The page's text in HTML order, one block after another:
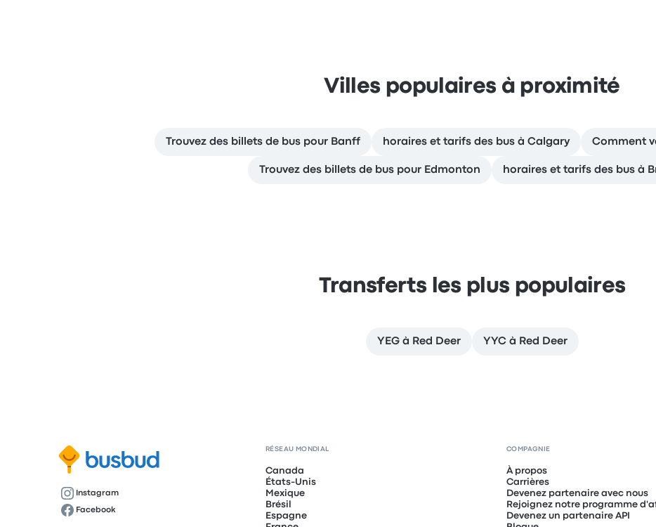
Villes populaires à proximité
Trouvez des billets de bus pour Banff horaires et tarifs des bus à Calgary Comment
Trouvez des billets de bus pour Edmonton horaires et tarifs des bus à
Transferts les plus populaires
YEG à Red Deer YYC à Red Deer
Instagram
Facebook
RÉSEAU MONDIAL
Canada
États-Unis
Mexique
Brésil
Espagne
COMPAGNIE
À propos
Carrières
Devenez partenaire avec nous
Rejoignez notre programme
Devenez un partenaire API